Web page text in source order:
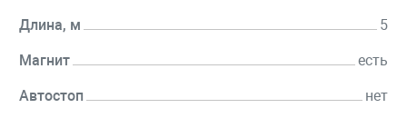
Длина, м 5
Магнит есть
Автостоп нет